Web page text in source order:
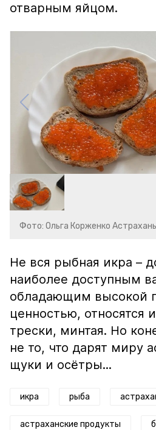
отварным яйцом.
Фото: Ольга Корженко
Не вся рыбная икра –
наиболее доступным
обладающим высокой
ценностью, относятся
трески, минтая. Но
не то, что дарят миру
щуки и осётры...
икра рыба
астраханские продукты